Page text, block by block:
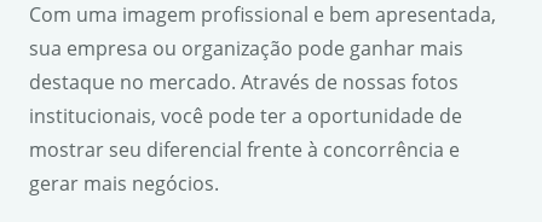
Com uma imagem profissional e bem apresentada,
sua empresa ou organização pode ganhar mais
destaque no mercado. Através de nossas fotos
institucionais, você pode ter a oportunidade de
mostrar seu diferencial frente à concorrência e
gerar mais negócios.